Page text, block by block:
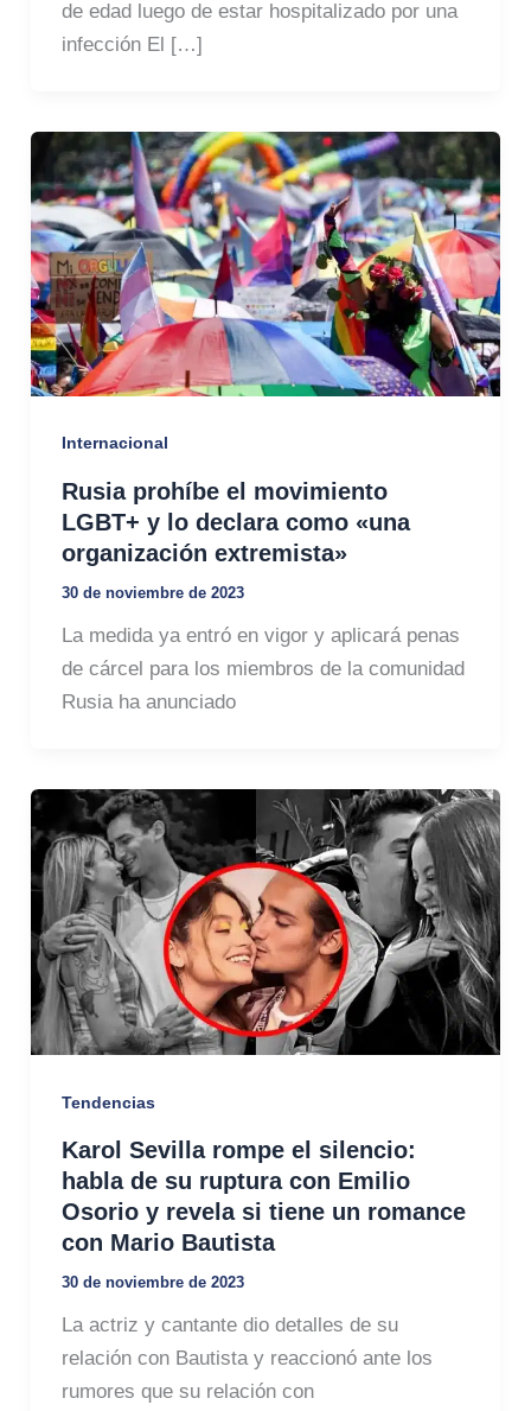
de edad luego de estar hospitalizado por una
infección El […]
Internacional
Rusia prohíbe el movimiento
LGBT+ y lo declara como «una
organización extremista»
30 de noviembre de 2023
La medida ya entró en vigor y aplicará penas
de cárcel para los miembros de la comunidad
Rusia ha anunciado
Tendencias
Karol Sevilla rompe el silencio:
habla de su ruptura con Emilio
Osorio y revela si tiene un romance
con Mario Bautista
30 de noviembre de 2023
La actriz y cantante dio detalles de su
relación con Bautista y reaccionó ante los
rumores que su relación con